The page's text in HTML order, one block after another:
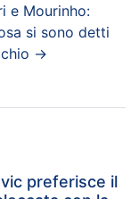
e Mourinho:
si sono detti
→
preferisce il